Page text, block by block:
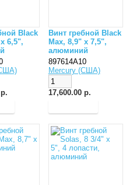
Black
6,5",
Винт гребной Black
Max, 8,9" x 7,5",
алюминий
897614A10
Mercury (США)
17,600.00 р.